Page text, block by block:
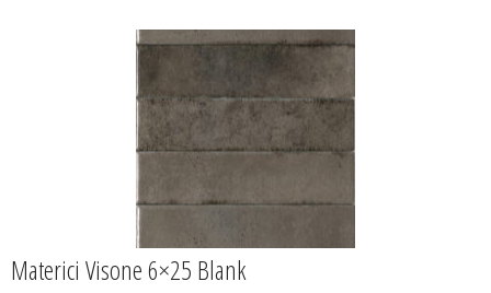
Materici Visone 6×25 Blank